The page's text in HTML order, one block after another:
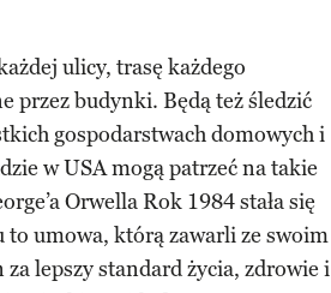
ulicy, trasę każdego
przez budynki. Będą też śledzić
gospodarstwach domowych i
w USA mogą patrzeć na takie
Orwella Rok 1984 stała się
to umowa, którą zawarli ze swoim
lepszy standard życia, zdrowie i